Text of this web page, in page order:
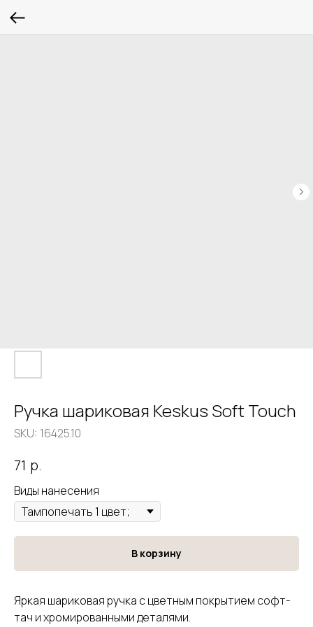
Ручка шариковая Keskus Soft Touch
SKU: 16425.10
71 р.
Виды нанесения
В корзину
Яркая шариковая ручка с цветным покрытием софт-
тач и хромированными деталями.